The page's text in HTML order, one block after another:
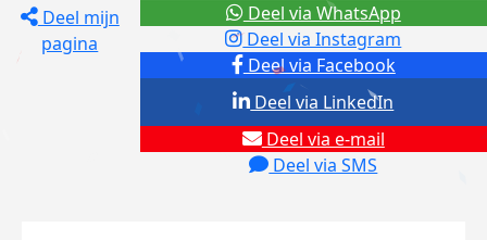
Deel mijn
pagina
Deel via Facebook
Deel via Instagram
Deel via e-mail
Deel via SMS
Deel via LinkedIn
Deel via WhatsApp